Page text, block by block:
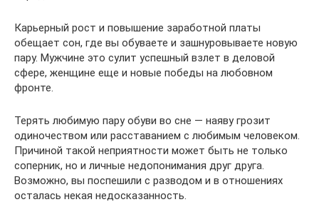
Карьерный рост и повышение заработной платы
обещает сон, где вы обуваете и зашнуровываете новую
пару. Мужчине это сулит успешный взлет в деловой
сфере, женщине еще и новые победы на любовном
фронте.
Терять любимую пару обуви во сне — наяву грозит
одиночеством или расставанием с любимым человеком.
Причиной такой неприятности может быть не только
соперник, но и личные недопонимания друг друга.
Возможно, вы поспешили с разводом и в отношениях
осталась некая недосказанность.